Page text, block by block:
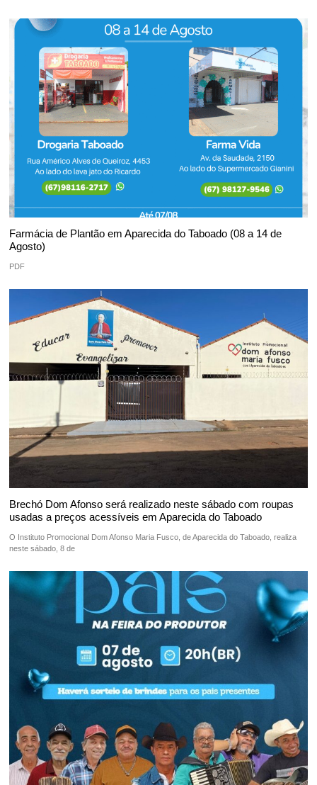
Farmácia de Plantão em Aparecida do Taboado (08 a 14 de
Agosto)
PDF
Brechó Dom Afonso será realizado neste sábado com roupas
usadas a preços acessíveis em Aparecida do Taboado
O Instituto Promocional Dom Afonso Maria Fusco, de Aparecida do Taboado, realiza
neste sábado, 8 de